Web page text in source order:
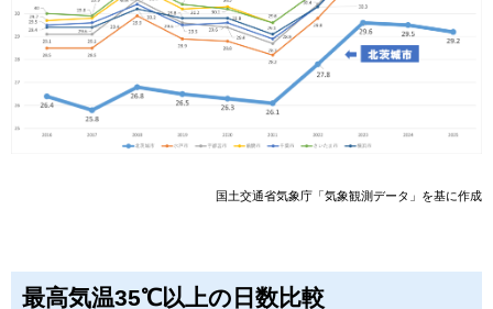
国土交通省気象庁「気象観測データ」を基に作成
最高気温35℃以上の日数比較